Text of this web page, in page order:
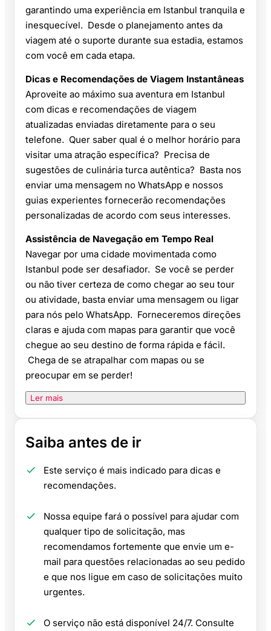
garantindo uma experiência em Istanbul tranquila e
inesquecível. Desde o planejamento antes da
viagem até o suporte durante sua estadia, estamos
com você em cada etapa.
Dicas e Recomendações de Viagem Instantâneas
Aproveite ao máximo sua aventura em Istanbul
com dicas e recomendações de viagem
atualizadas enviadas diretamente para o seu
telefone. Quer saber qual é o melhor horário para
visitar uma atração específica? Precisa de
sugestões de culinária turca autêntica? Basta nos
enviar uma mensagem no WhatsApp e nossos
guias experientes fornecerão recomendações
personalizadas de acordo com seus interesses.
Assistência de Navegação em Tempo Real
Navegar por uma cidade movimentada como
Istanbul pode ser desafiador. Se você se perder
ou não tiver certeza de como chegar ao seu tour
ou atividade, basta enviar uma mensagem ou ligar
para nós pelo WhatsApp. Forneceremos direções
claras e ajuda com mapas para garantir que você
chegue ao seu destino de forma rápida e fácil.
Chega de se atrapalhar com mapas ou se
preocupar em se perder!
Ler mais
Saiba antes de ir
Este serviço é mais indicado para dicas e
recomendações.
Nossa equipe fará o possível para ajudar com
qualquer tipo de solicitação, mas
recomendamos fortemente que envie um e-
mail para questões relacionadas ao seu pedido
e que nos ligue em caso de solicitações muito
urgentes.
O serviço não está disponível 24/7. Consulte